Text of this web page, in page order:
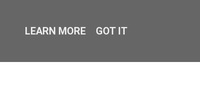
CERCA
LEARN MORE GOT IT